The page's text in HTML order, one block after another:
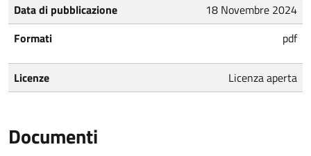
Data di pubblicazione
18 Novembre 2024
Formati
pdf
Licenze Licenza aperta
Documenti